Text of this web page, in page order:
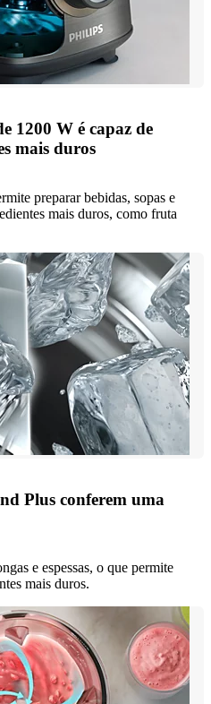
1200 W é capaz de
mais duros
preparar bebidas, sopas e
mais duros, como fruta
Plus conferem uma
e espessas, o que permite
mais duros.